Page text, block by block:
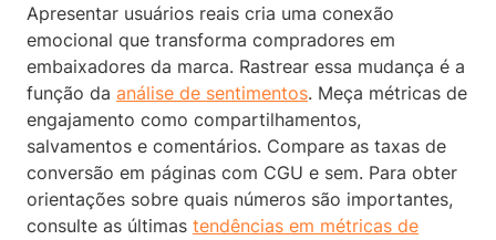
Apresentar usuários reais cria uma conexão
emocional que transforma compradores em
embaixadores da marca. Rastrear essa mudança é a
função da análise de sentimentos. Meça métricas de
engajamento como compartilhamentos,
salvamentos e comentários. Compare as taxas de
conversão em páginas com CGU e sem. Para obter
orientações sobre quais números são importantes,
consulte as últimas tendências em métricas de